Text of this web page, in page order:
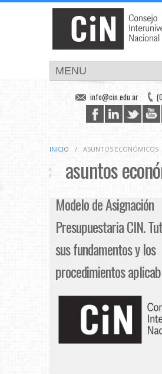
info@cin.edu.ar
INICIO / ASUNTOS ECONÓMICOS
asuntos
Modelo de Asignación
Presupuestaria CIN.
sus fundamentos y los
procedimientos